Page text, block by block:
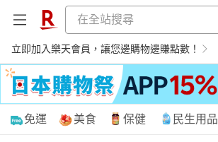
立即加入樂天會員，讓您邊購物邊賺點數！
購物網分類
免運 美食 保健 民生用品